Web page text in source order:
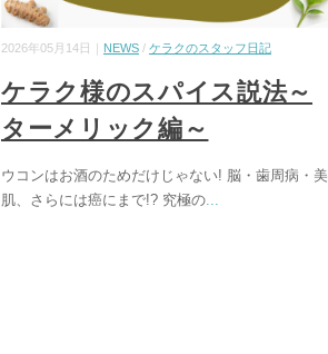
2026年05月14日｜ NEWS/ ケラクのスタッフ日記
ケラク様のスパイス説法～
ターメリック編～
ウコンはお酒のためだけじゃない! 脳・歯周病・美
肌、さらには癌にまで!? 究極の...